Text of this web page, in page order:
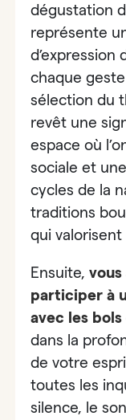
dégustation
représente
d’expression
chaque
sélection du
revêt une
espace où
sociale et
cycles de la
traditions
qui valorisent
Ensuite, vous
participer à
avec les
dans la
de votre
toutes les
silence, le